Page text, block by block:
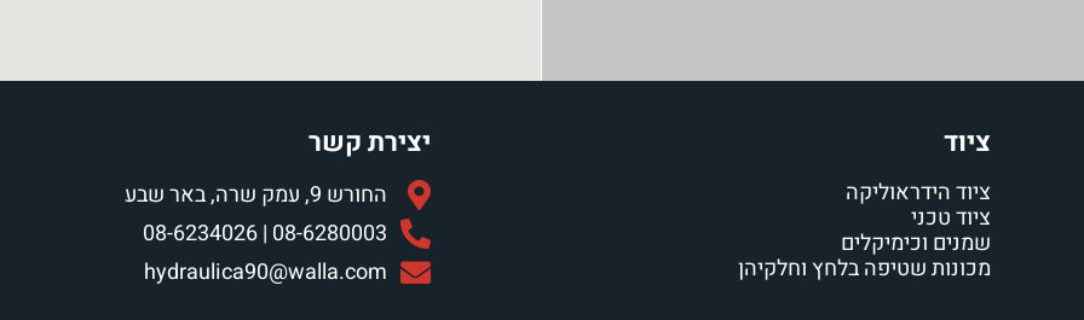
ציוד
ציוד הידראוליקה
ציוד טכני
שמנים וכימיקלים
מכונות שטיפה בלחץ וחלקיהן
יצירת קשר
החורש 9, עמק שרה, באר שבע
08-6280003 | 08-6234026
hydraulica90@walla.com